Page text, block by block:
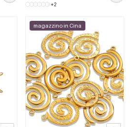
+2
magazzino in Cina